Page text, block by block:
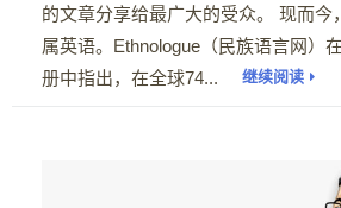
的文章分享给最广大的受众。 现而今
属英语。Ethnologue（民族语言网）
册中指出，在全球74...
继续阅读